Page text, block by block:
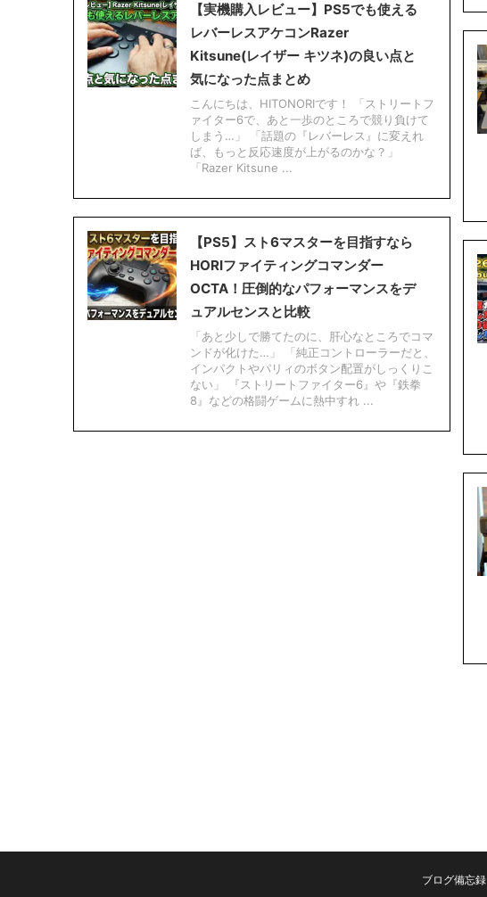
【実機購入レビュー】PS5でも使える
レバーレスアケコンRazer
Kitsune(レイザー キツネ)の良い点と
気になった点まとめ
こんにちは、HITONORIです！ 「ストリートフ
ァイター6で、あと一歩のところで競り負けて
しまう…」 「話題の『レバーレス』に変えれ
ば、もっと反応速度が上がるのかな？」
「Razer Kitsune ...
【PS5】スト6マスターを目指すなら
HORIファイティングコマンダー
OCTA！圧倒的なパフォーマンスをデ
ュアルセンスと比較
「あと少しで勝てたのに、肝心なところでコマ
ンドが化けた…」 「純正コントローラーだと、
インパクトやパリィのボタン配置がしっくりこ
ない」 『ストリートファイター6』や『鉄拳
8』などの格闘ゲームに熱中すれ ...
ブログ備忘録